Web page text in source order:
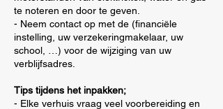
te noteren en door te geven.
- Neem contact op met de (financiële
instelling, uw verzekeringmakelaar, uw
school, …) voor de wijziging van uw
verblijfsadres.
Tips tijdens het inpakken;
- Elke verhuis vraag veel voorbereiding en